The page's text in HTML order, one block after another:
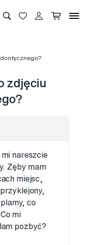
zdjęciu
nareszcie
Zęby mam
miejsc,
co
mi
pozbyć?